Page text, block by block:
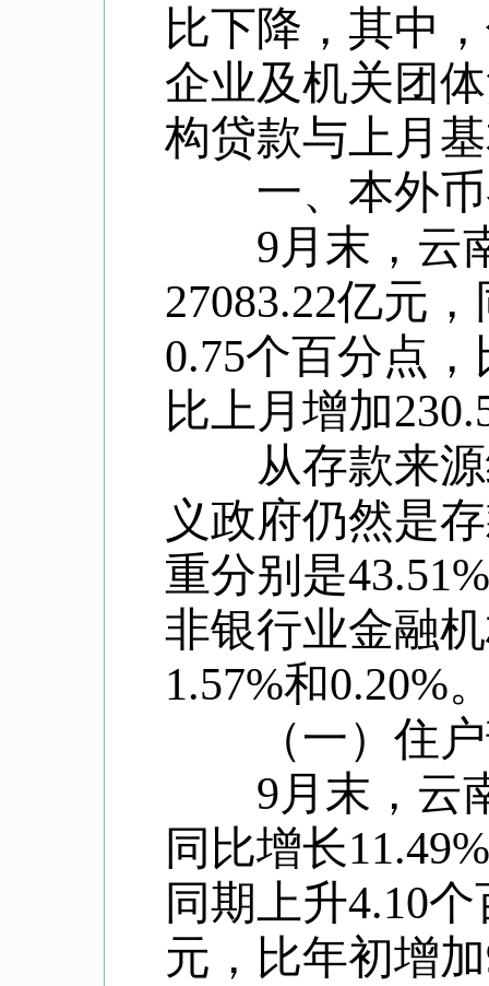
比下降，其中
企业及机关团
构贷款与上月
一、本外币
9月末，云
27083.22亿元，
0.75个百分点
比上月增加
从存款来源
义政府仍然是
重分别是43.51%
非银行业金融
1.57%和0.20%
（一）住户
9月末，云
同比增长11.49%
同期上升4.10个
元，比年初增加